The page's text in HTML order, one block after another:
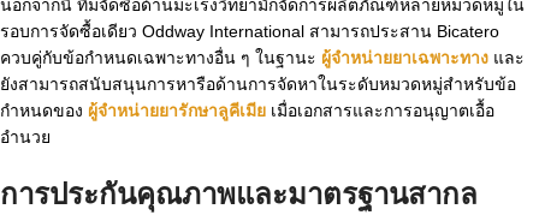
นอกจากนี้ ทีมจัดซื้อด้านมะเร็งวิทยามักจัดการผลิตภัณฑ์หลายหมวดหมู่ใน
รอบการจัดซื้อเดียว Oddway International สามารถประสาน Bicatero
ควบคู่กับข้อกำหนดเฉพาะทางอื่น ๆ ในฐานะ ผู้จำหน่ายยาเฉพาะทาง และ
ยังสามารถสนับสนุนการหารือด้านการจัดหาในระดับหมวดหมู่สำหรับข้อ
กำหนดของ ผู้จำหน่ายยารักษาลูคีเมีย เมื่อเอกสารและการอนุญาตเอื้อ
อำนวย
การประกันคุณภาพและมาตรฐานสากล